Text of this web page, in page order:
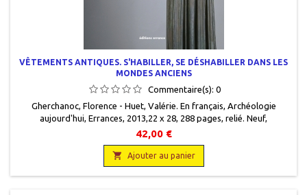
VÊTEMENTS ANTIQUES. S'HABILLER, SE DÉSHABILLER DANS LES
MONDES ANCIENS
Commentaire(s): 0
Gherchanoc, Florence - Huet, Valérie . En français , Archéologie
aujourd'hui , Errances , 2013,22 x 28 , 288 pages, relié . Neuf,
9782877724982
42,00 €
 Ajouter au panier